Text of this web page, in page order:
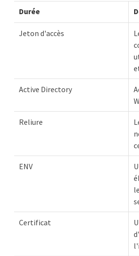
Durée
Jeton d'accès
Active Directory
Reliure
ENV
Certificat